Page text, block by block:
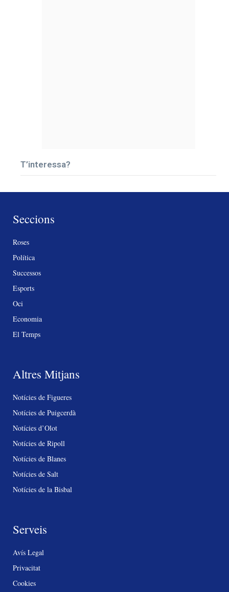
T’interessa?
Seccions
Roses
Política
Successos
Esports
Oci
Economia
El Temps
Altres Mitjans
Notícies de Figueres
Notícies de Puigcerdà
Notícies d’Olot
Notícies de Ripoll
Notícies de Blanes
Notícies de Salt
Notícies de la Bisbal
Serveis
Avís Legal
Privacitat
Cookies